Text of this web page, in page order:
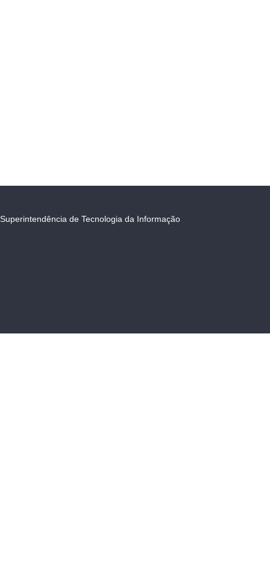
Superintendência de Tecnologia da Informação